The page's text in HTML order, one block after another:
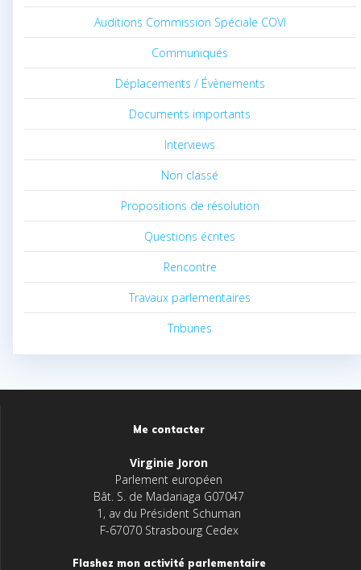
Auditions Commission Spéciale COVI
Communiqués
Déplacements / Évènements
Documents importants
Interviews
Non classé
Propositions de résolution
Questions écrites
Rencontre
Travaux parlementaires
Tribunes
Me contacter
Virginie Joron
Parlement européen
Bât. S. de Madariaga G07047
1, av du Président Schuman
F-67070 Strasbourg Cedex
Flashez mon activité parlementaire